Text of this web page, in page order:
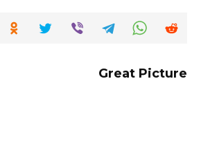
Great Picture